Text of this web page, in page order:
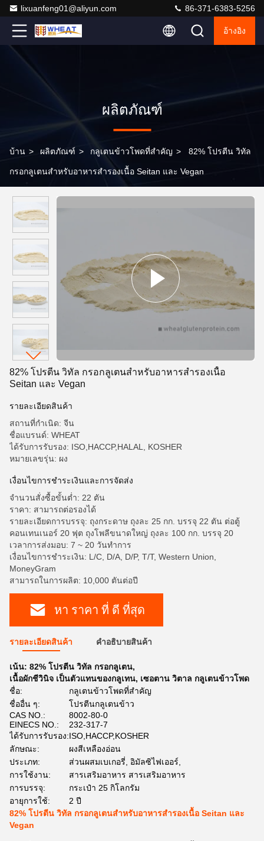
lixuanfeng01@aliyun.com 86-371-6383-5256
อ้างอิง
ผลิตภัณฑ์
บ้าน > ผลิตภัณฑ์ > กลูเตนข้าวโพดที่สําคัญ > 82% โปรตีน วิทัล
กรอกลูเตนสําหรับอาหารสํารองเนื้อ Seitan และ Vegan
82% โปรตีน วิทัล กรอกลูเตนสําหรับอาหารสํารองเนื้อ
Seitan และ Vegan
รายละเอียดสินค้า
สถานที่กำเนิด: จีน
ชื่อแบรนด์: WHEAT
ได้รับการรับรอง: ISO,HACCP,HALAL, KOSHER
หมายเลขรุ่น: ผง
เงื่อนไขการชําระเงินและการจัดส่ง
จำนวนสั่งซื้อขั้นต่ำ: 22 ตัน
ราคา: สามารถต่อรองได้
รายละเอียดการบรรจุ: ถุงกระดาษ ถุงละ 25 กก. บรรจุ 22 ตัน ต่อตู้
คอนเทนเนอร์ 20 ฟุต ถุงโพลีขนาดใหญ่ ถุงละ 100 กก. บรรจุ 20
เวลาการส่งมอบ: 7 ~ 20 วันทําการ
เงื่อนไขการชำระเงิน: L/C, D/A, D/P, T/T, Western Union,
MoneyGram
สามารถในการผลิต: 10,000 ตันต่อปี
หา ราคา ที่ ดี ที่สุด
รายละเอียดสินค้า คําอธิบายสินค้า
เน้น: 82% โปรตีน วิทัล กรอกลูเตน,
เนื้อผักชีวินิจ เป็นตัวแทนของกลูเทน, เซอตาน วิตาล กลูเตนข้าวโพด
ชื่อ:
กลูเตนข้าวโพดที่สําคัญ
ชื่ออื่น ๆ:
โปรตีนกลูเตนข้าว
CAS NO.:
8002-80-0
EINECS NO.:
232-317-7
ได้รับการรับรอง:ISO,HACCP,KOSHER
ลักษณะ:
ผงสีเหลืองอ่อน
ประเภท:
ส่วนผสมเบเกอรี่, อิมัลซิไฟเออร์,
การใช้งาน:
สารเสริมอาหาร สารเสริมอาหาร
การบรรจุ:
กระเป๋า 25 กิโลกรัม
อายุการใช้:
2 ปี
82% โปรตีน วิทัล กรอกลูเตนสําหรับอาหารสํารองเนื้อ Seitan และ
Vegan